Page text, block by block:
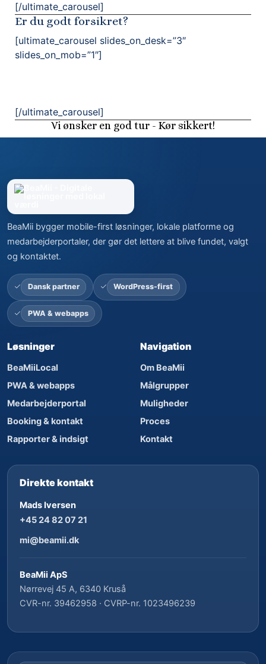
[/ultimate_carousel]
Er du godt forsikret?
[ultimate_carousel slides_on_desk=”3″
slides_on_mob=”1″]
[/ultimate_carousel]
Vi ønsker en god tur - Kør sikkert!
BeaMii bygger mobile-first løsninger, lokale platforme og
medarbejderportaler, der gør det lettere at blive fundet, valgt
og kontaktet.
Dansk partner WordPress-first
PWA & webapps
Løsninger
BeaMiiLocal
PWA & webapps
Medarbejderportal
Booking & kontakt
Rapporter & indsigt
Navigation
Om BeaMii
Målgrupper
Muligheder
Proces
Kontakt
Direkte kontakt
Mads Iversen
+45 24 82 07 21
mi@beamii.dk
BeaMii ApS
Nørrevej 45 A, 6340 Kruså
CVR-nr. 39462958 · CVRP-nr. 1023496239